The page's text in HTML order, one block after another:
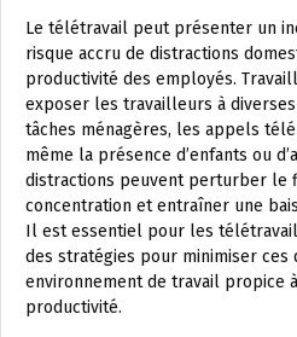
Le télétravail peut présenter un
risque accru de distractions
productivité des employés.
exposer les travailleurs à
tâches ménagères, les appels
même la présence d’enfants ou
distractions peuvent perturber le
concentration et entraîner une
Il est essentiel pour les
des stratégies pour minimiser ces
environnement de travail propice
productivité.